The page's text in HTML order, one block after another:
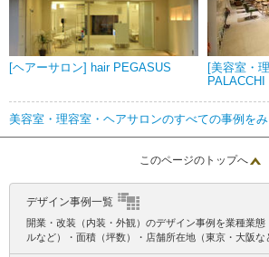
[ヘアーサロン] hair PEGASUS
[美容室・
美容室・理容室・ヘアサロンのすべての事例を
このページのトップへ
デザイン事例一覧
開業・改装（内装・外観）のデザイン事例を業種業
ルなど）・面積（坪数）・店舗所在地（東京・大阪な